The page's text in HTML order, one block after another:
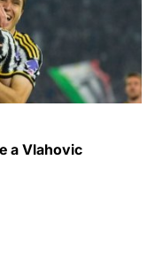
a Vlahovic